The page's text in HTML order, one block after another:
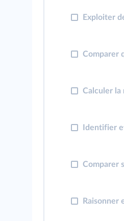
Exploiter
Comparer
Calculer la
Identifier
Comparer
Raisonner